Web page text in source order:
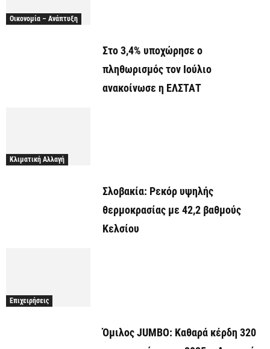
Οικονομία – Ανάπτυξη
Στο 3,4% υποχώρησε ο
πληθωρισμός τον Ιούλιο
ανακοίνωσε η ΕΛΣΤΑΤ
Κλιματική Αλλαγή
Σλοβακία: Ρεκόρ υψηλής
θερμοκρασίας με 42,2 βαθμούς
Κελσίου
Επιχειρήσεις
Όμιλος JUMBO: Καθαρά κέρδη 320